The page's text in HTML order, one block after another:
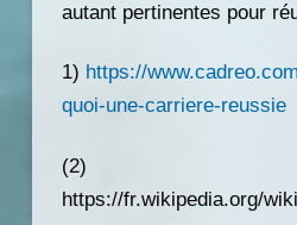
autant pertinentes pour
1) https://
quoi-une-carriere-reussie
(2)
https://fr.wikipedia.org/